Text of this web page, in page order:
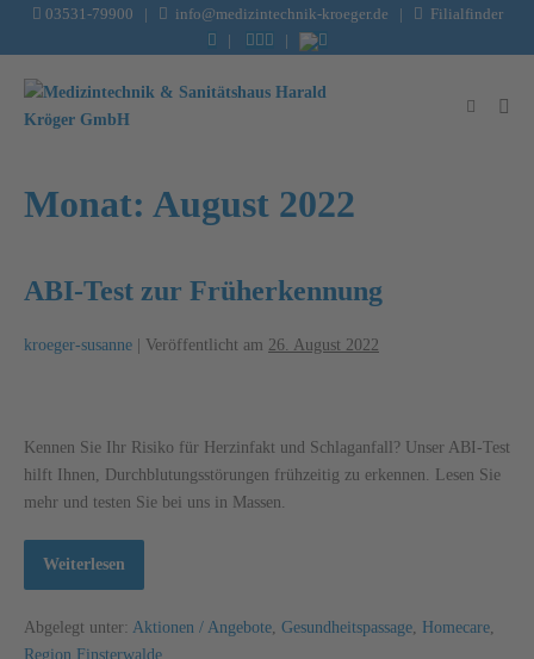
03531-79900 | info@medizintechnik-kroeger.de |
Filialfinder
|
|
Monat: August 2022
ABI-Test zur Früherkennung
kroeger-susanne Veröffentlicht am 26. August 2022
Kennen Sie Ihr Risiko für Herzinfakt und Schlaganfall? Unser ABI-Test
hilft Ihnen, Durchblutungsstörungen frühzeitig zu erkennen. Lesen Sie
mehr und testen Sie bei uns in Massen.
Weiterlesen
Abgelegt unter: Aktionen / Angebote, Gesundheitspassage, Homecare,
Region Finsterwalde